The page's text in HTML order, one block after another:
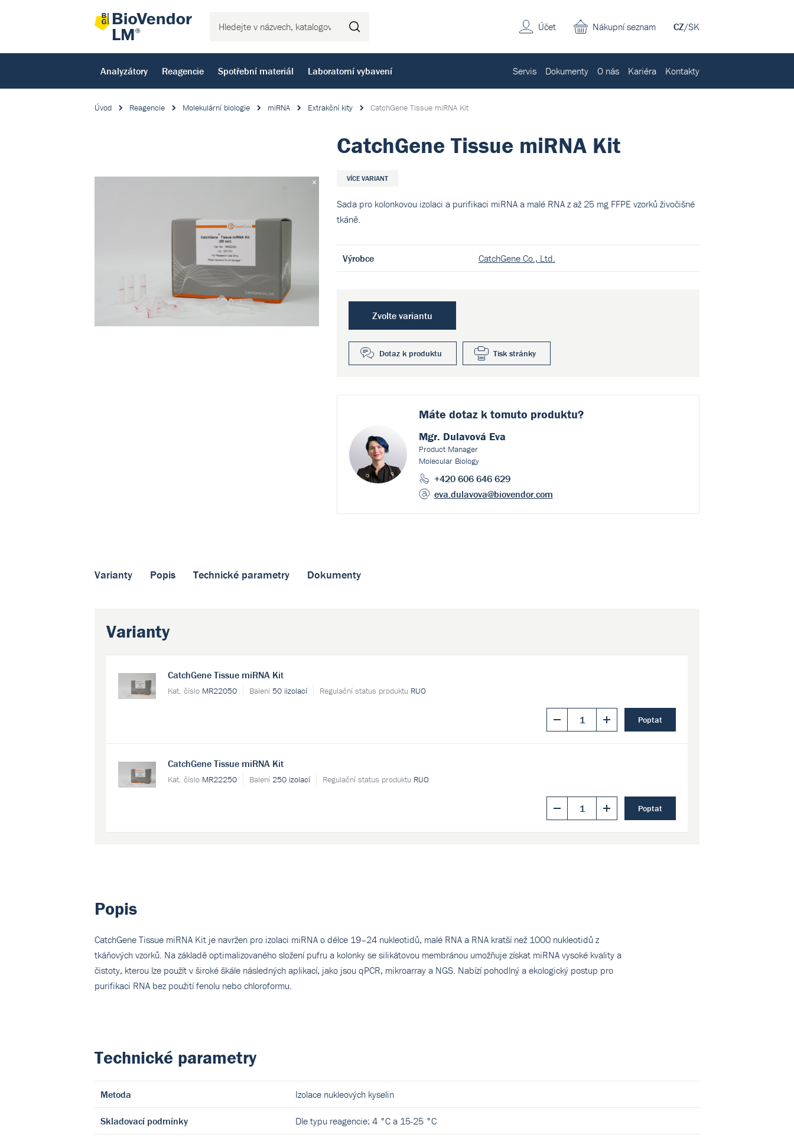
CZ/SK
Nákupní seznam
Účet
Analyzátory Reagencie Spotřební materiál Laboratorní vybavení Servis Dokumenty O nás Kariéra Kontakty
Úvod Reagencie Molekulární biologie miRNA Extrakční kity CatchGene Tissue miRNA Kit
CatchGene Tissue miRNA Kit
VÍCE VARIANT
Sada pro kolonkovou izolaci a purifikaci miRNA a malé RNA z až 25 mg FFPE vzorků živočišné
tkáně.
Výrobce CatchGene Co., Ltd.
Zvolte variantu
Dotaz k produktu Tisk stránky
Máte dotaz k tomuto produktu?
Mgr. Dulavová Eva
Product Manager
Molecular Biology
+420 606 646 629
eva.dulavova@biovendor.com
Varianty Popis Technické parametry Dokumenty
Varianty
CatchGene Tissue miRNA Kit
Kat. číslo MR22050 Balení 50 iizolací Regulační status produktu RUO
Poptat
CatchGene Tissue miRNA Kit
Kat. číslo MR22250 Balení 250 izolací Regulační status produktu RUO
Poptat
Popis
CatchGene Tissue miRNA Kit je navržen pro izolaci miRNA o délce 19–24 nukleotidů, malé RNA a RNA kratší než 1000 nukleotidů z
tkáňových vzorků. Na základě optimalizovaného složení pufru a kolonky se silikátovou membránou umožňuje získat miRNA vysoké kvality a
čistoty, kterou lze použít v široké škále následných aplikací, jako jsou qPCR, mikroarray a NGS. Nabízí pohodlný a ekologický postup pro
purifikaci RNA bez použití fenolu nebo chloroformu.
Technické parametry
Metoda Izolace nukleových kyselin
Skladovací podmínky Dle typu reagencie: 4 °C a 15-25 °C